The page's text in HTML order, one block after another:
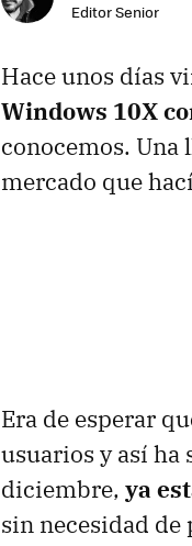
Editor Senior
Hace unos días
Windows 10X
conocemos. Una
mercado que
Era de esperar
usuarios y así ha
diciembre, ya
sin necesidad de